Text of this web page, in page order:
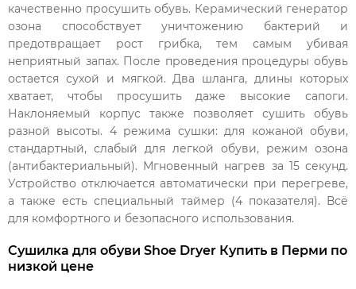
качественно просушить обувь. Керамический генератор
озона способствует уничтожению бактерий и
предотвращает рост грибка, тем самым убивая
неприятный запах. После проведения процедуры обувь
остается сухой и
мягкой. Два шланга, длины которых
хватает, чтобы просушить даже высокие сапоги.
Наклоняемый корпус также позволяет сушить обувь
разной высоты. 4 режима сушки: для кожаной обуви,
стандартный, слабый для легкой обуви, режим озона
(антибактериальный). Мгновенный нагрев за 15 секунд.
Устройство отключается автоматически при перегреве,
а также есть специальный таймер (4 показателя). Всё
для комфортного и безопасного использования.
Сушилка для обуви Shoe Dryer Купить в Перми по
низкой цене